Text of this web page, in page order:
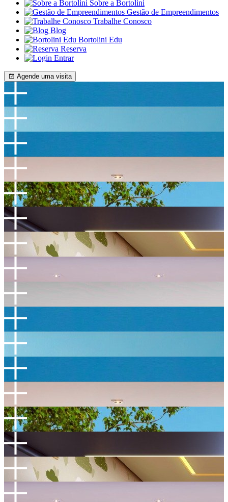
Sobre a Bortolini
Gestão de Empreendimentos
Trabalhe Conosco
Blog
Bortolini Edu
Reserva
Entrar
Agende uma visita